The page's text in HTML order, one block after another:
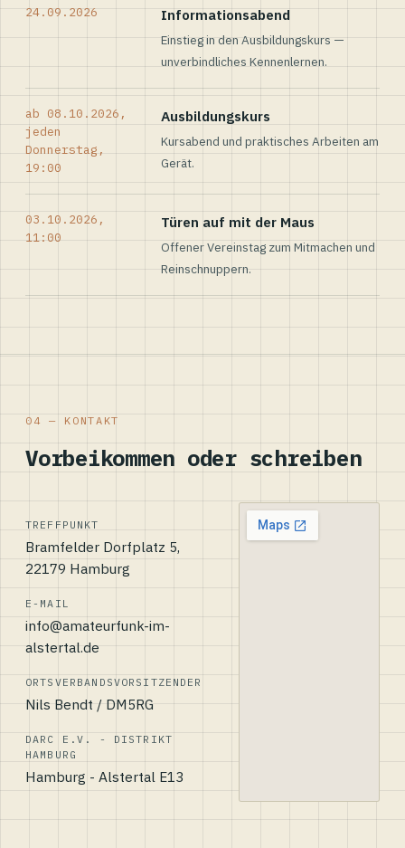
24.09.2026 Informationsabend
Einstieg in den Ausbildungskurs —
unverbindliches Kennenlernen.
ab 08.10.2026,
jeden
Donnerstag,
19:00
Ausbildungskurs
Kursabend und praktisches Arbeiten am
Gerät.
03.10.2026,
11:00
Türen auf mit der Maus
Offener Vereinstag zum Mitmachen und
Reinschnuppern.
04 — KONTAKT
Vorbeikommen oder schreiben
TREFFPUNKT
Bramfelder Dorfplatz 5,
22179 Hamburg
E-MAIL
info@amateurfunk-im-
alstertal.de
ORTSVERBANDSVORSITZENDER
Nils Bendt / DM5RG
DARC E.V. - DISTRIKT
HAMBURG
Hamburg - Alstertal E13